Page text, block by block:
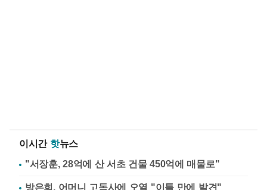
이시간 핫뉴스
"서장훈, 28억에 산 서초 건물 450억에 매물로"
방은희, 어머니 고독사에 오열 "이틀 만에 발견"